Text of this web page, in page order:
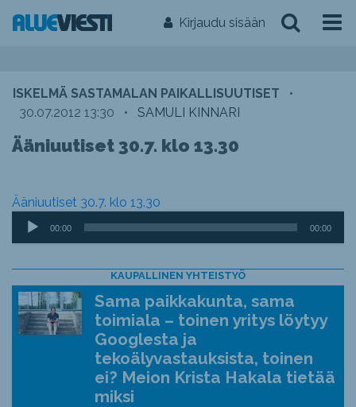
Kirjaudu sisään
ISKELMÄ SASTAMALAN PAIKALLISUUTISET
•
30.07.2012 13:30
• SAMULI KINNARI
Ääniuutiset 30.7. klo 13.30
Ääniuutiset 30.7. klo 13.30
Äänitoistin
00:00 00:00
KAUPALLINEN YHTEISTYÖ
Sama paikkakunta, sama
toimiala – toinen yritys löytyy
Googlesta ja
tekoälyvastauksista, toinen
ei? Meion Krista Hakala tietää
miksi